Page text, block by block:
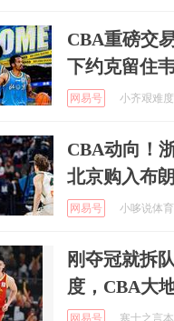
CBA重磅交
下约克留住
网易号 小齐艰难
CBA动向！
北京购入布
网易号 小哆说体
刚夺冠就拆
度，CBA大
网易号 寒士之言